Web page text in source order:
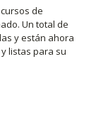
de
Un total de
y están ahora
listas para su